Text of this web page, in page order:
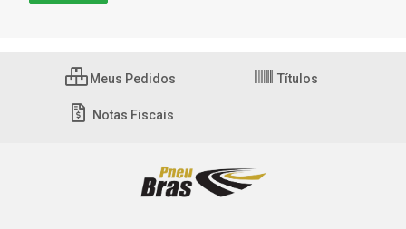
Meus Pedidos Títulos
Notas Fiscais